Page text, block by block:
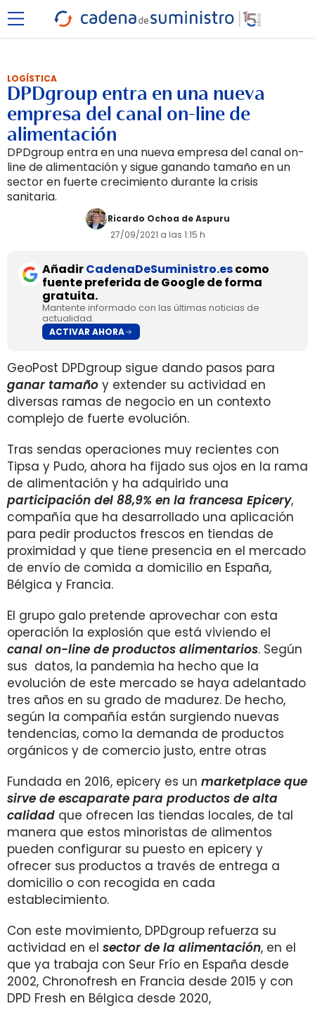
LOGÍSTICA
DPDgroup entra en una nueva
empresa del canal on-line de
alimentación
DPDgroup entra en una nueva empresa del canal on-
line de alimentación y sigue ganando tamaño en un
sector en fuerte crecimiento durante la crisis
sanitaria.
Ricardo Ochoa de Aspuru
27/09/2021 a las 1:15 h
AñadirCadenaDeSuministro.escomo
fuente preferida de Google de forma
gratuita.
Mantente informado con las últimas noticias de
actualidad.
ACTIVAR AHORA
GeoPost DPDgroup sigue dando pasos para
ganar tamaño y extender su actividad en
diversas ramas de negocio en un contexto
complejo de fuerte evolución.
Tras sendas operaciones muy recientes con
Tipsa y Pudo, ahora ha fijado sus ojos en la rama
de alimentación y ha adquirido una
participación del 88,9% en la francesa Epicery,
compañía que ha desarrollado una aplicación
para pedir productos frescos en tiendas de
proximidad y que tiene presencia en el mercado
de envío de comida a domicilio en España,
Bélgica y Francia.
El grupo galo pretende aprovechar con esta
operación la explosión que está viviendo el
canal on-line de productos alimentarios. Según
sus datos, la pandemia ha hecho que la
evolución de este mercado se haya adelantado
tres años en su grado de madurez. De hecho,
según la compañía están surgiendo nuevas
tendencias, como la demanda de productos
orgánicos y de comercio justo, entre otras
Fundada en 2016, epicery es un marketplace que
sirve de escaparate para productos de alta
calidad que ofrecen las tiendas locales, de tal
manera que estos minoristas de alimentos
pueden configurar su puesto en epicery y
ofrecer sus productos a través de entrega a
domicilio o con recogida en cada
establecimiento.
Con este movimiento, DPDgroup refuerza su
actividad en el sector de la alimentación, en el
que ya trabaja con Seur Frío en España desde
2002, Chronofresh en Francia desde 2015 y con
DPD Fresh en Bélgica desde 2020,